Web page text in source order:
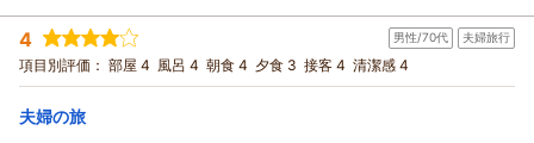
「時間が足りなかった」とのお言葉、最高の褒め言葉としてス
タッフ一同の励みになります。
ぜひまた、ご家族皆様で素敵な思い出を作りにいらしてくださ
い。
またのお越しを、心よりお待ち申し上げております。
お風呂に関しまして、温泉ではなかった点につきましては、残
念な思いをさせてしまい申し訳ございませんでした。
ぜひまた三世代お揃いでのご来館をスタッフ一同、心よりお待
ち申し上げております。
宿泊時期： 2026年05月宿泊 (家族旅行)
投稿者： さっちゃんさん
宿泊プラン： 【三日月スタンダード】フリーフロー＆ビュッフェ
朝・夕
宿泊価格帯：
4 男性/70代 夫婦旅行
項目別評価： 部屋 4 風呂 4 朝食 4 夕食 3 接客 4 清潔感 4
夫婦の旅